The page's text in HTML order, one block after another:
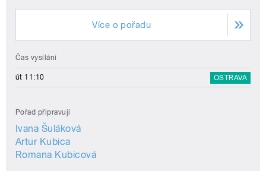
Více o pořadu
Čas vysílání
út 11:10 OSTRAVA
Pořad připravují
Ivana Šuláková
Artur Kubica
Romana Kubicová